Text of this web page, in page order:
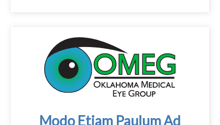
Modo Etiam Paulum Ad